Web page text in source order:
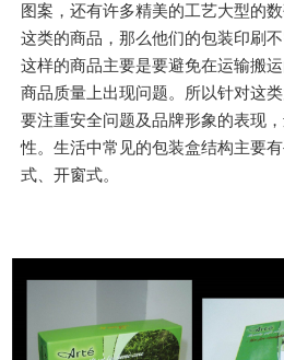
图案，还有许多精美的工艺大型的
这类的商品，那么他们的包装印刷
这样的商品主要是要避免在运输搬
商品质量上出现问题。所以针对这
要注重安全问题及品牌形象的表现
性。生活中常见的包装盒结构主要
式、开窗式。